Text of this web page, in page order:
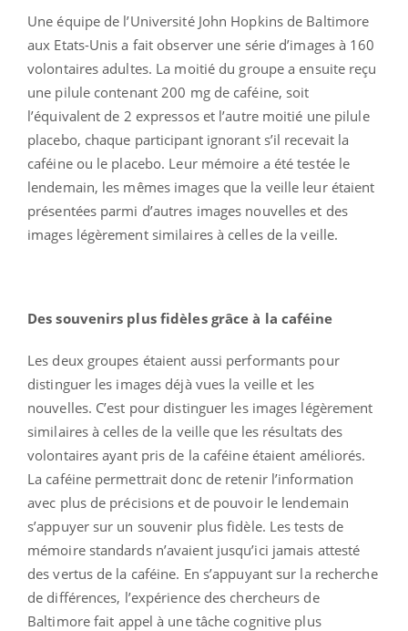
Une équipe de l’Université John Hopkins de Baltimore
aux Etats-Unis a fait observer une série d’images à 160
volontaires adultes. La moitié du groupe a ensuite reçu
une pilule contenant 200 mg de caféine, soit
l’équivalent de 2 expressos et l’autre moitié une pilule
placebo, chaque participant ignorant s’il recevait la
caféine ou le placebo. Leur mémoire a été testée le
lendemain, les mêmes images que la veille leur étaient
présentées parmi d’autres images nouvelles et des
images légèrement similaires à celles de la veille.
Des souvenirs plus fidèles grâce à la caféine
Les deux groupes étaient aussi performants pour
distinguer les images déjà vues la veille et les
nouvelles. C’est pour distinguer les images légèrement
similaires à celles de la veille que les résultats des
volontaires ayant pris de la caféine étaient améliorés.
La caféine permettrait donc de retenir l’information
avec plus de précisions et de pouvoir le lendemain
s’appuyer sur un souvenir plus fidèle. Les tests de
mémoire standards n’avaient jusqu’ici jamais attesté
des vertus de la caféine. En s’appuyant sur la recherche
de différences, l’expérience des chercheurs de
Baltimore fait appel à une tâche cognitive plus